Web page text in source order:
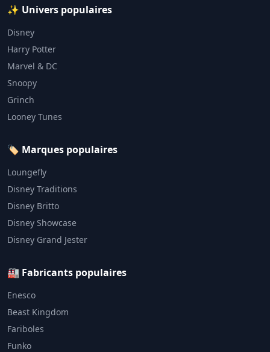
✨ Univers populaires
Disney
Harry Potter
Marvel & DC
Snoopy
Grinch
Looney Tunes
🏷️ Marques populaires
Loungefly
Disney Traditions
Disney Britto
Disney Showcase
Disney Grand Jester
🏭 Fabricants populaires
Enesco
Beast Kingdom
Fariboles
Funko